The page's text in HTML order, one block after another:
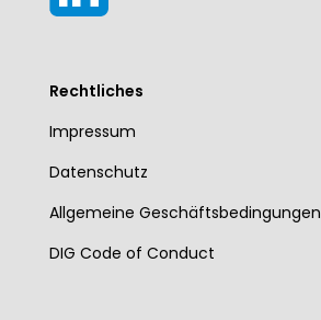
Rechtliches
Impressum
Datenschutz
Allgemeine Geschäftsbedingungen
DIG Code of Conduct